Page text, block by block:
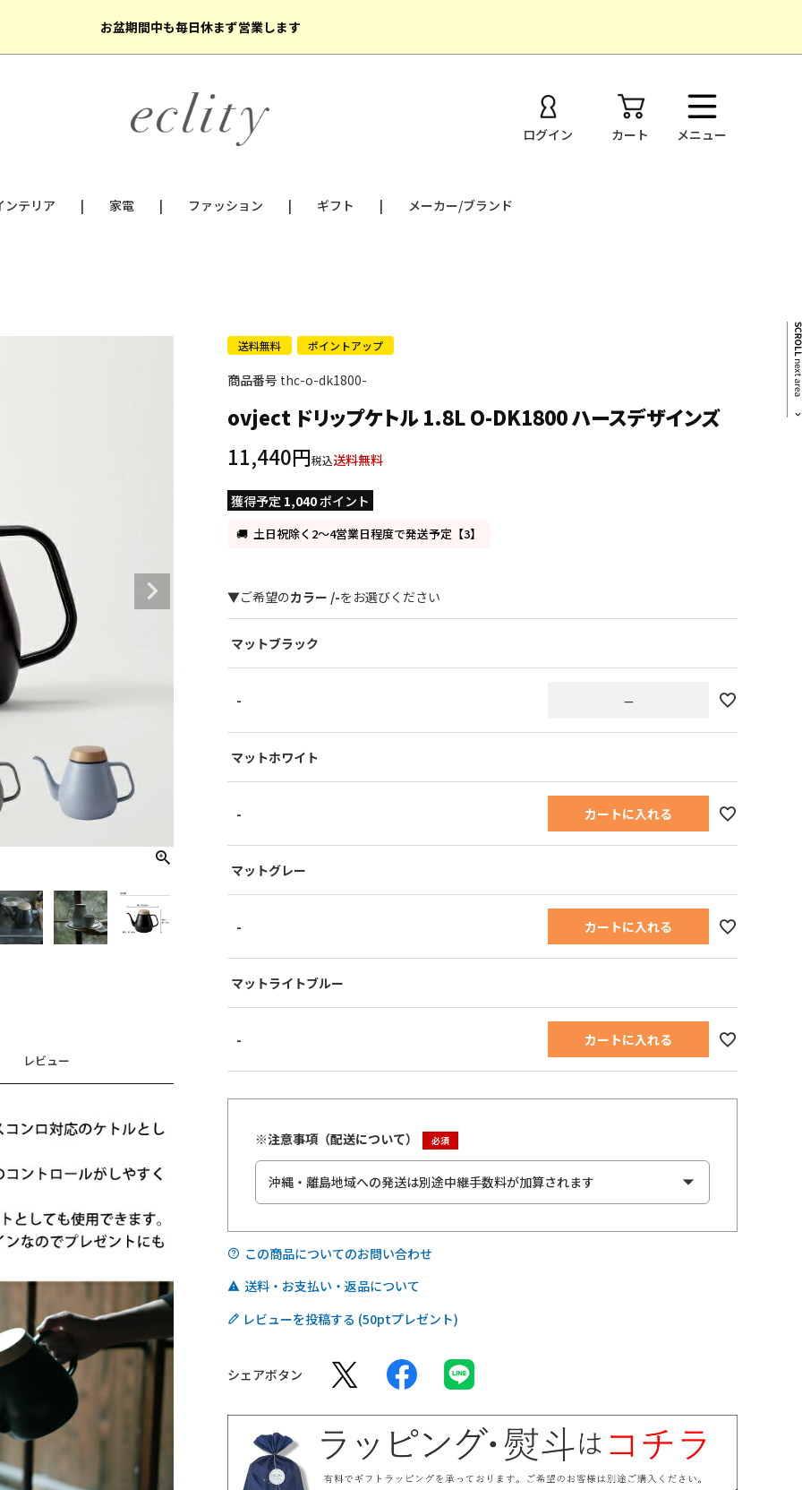
お盆期間中も毎日休まず営業します
カート メニュー
ログイン
ンテリア 家電 ファッション ギフト メーカー/ブランド
レビュー
送料無料 ポイントアップ
商品番号 thc-o-dk1800-
ovject ドリップケトル 1.8L O-DK1800 ハースデザインズ
11,440
税込送料無料
獲得予定 1,040ポイント
土日祝除く2～4営業日程度で発送予定【3】
カラー -
マットブラック
- —
マットホワイト
- カートに入れる
マットグレー
- カートに入れる
マットライトブルー
- カートに入れる
※注意事項（配送について）
この商品についてのお問い合わせ
送料・お支払い・返品について
レビューを投稿する
シェアボタン